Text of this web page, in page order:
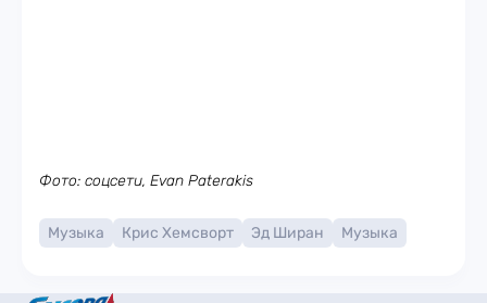
Фото: соцсети, Evan Paterakis
Музыка Крис Хемсворт Эд Ширан Музыка